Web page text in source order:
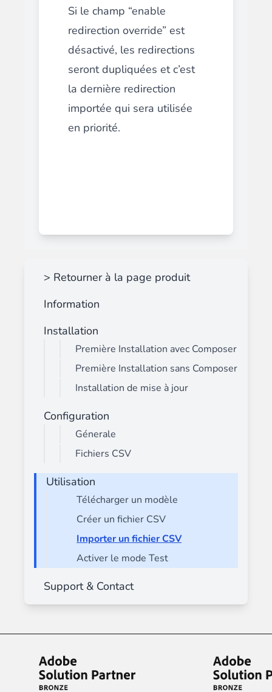
Si le champ “enable
redirection override” est
désactivé, les redirections
seront dupliquées et c’est
la dernière redirection
importée qui sera utilisée
en priorité.
> Retourner à la page produit
Information
Installation
Première Installation avec Composer
Première Installation sans Composer
Installation de mise à jour
Configuration
Génerale
Fichiers CSV
Utilisation
Télécharger un modèle
Créer un fichier CSV
Importer un fichier CSV
Activer le mode Test
Support & Contact